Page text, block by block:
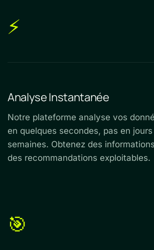
⚡
Analyse Instantanée
Notre plateforme analyse vos
en quelques secondes, pas en
semaines. Obtenez des
des recommandations exploitables.
🎯